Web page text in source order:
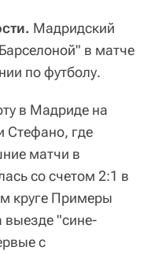
Мадридский
в матче
по футболу.
в Мадриде на
Стефано, где
матчи в
со счетом 2:1 в
круге Примеры
выезде "сине-
с